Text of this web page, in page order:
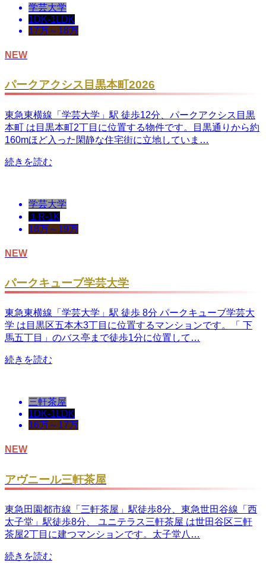
学芸大学
1DK-1LDK
17万～18万
NEW
パークアクシス目黒本町2026
東急東横線「学芸大学」駅 徒歩12分、パークアクシス目黒
本町 は目黒本町2丁目に位置する物件です。目黒通りから約
160mほど入った閑静な住宅街に立地していま…
続きを読む
学芸大学
１R-1K
18万～19万
NEW
パークキューブ学芸大学
東急東横線「学芸大学」駅 徒歩 8分 パークキューブ学芸大
学 は目黒区五本木3丁目に位置するマンションです。「 下
馬五丁目」のバス亭まで徒歩1分に位置して…
続きを読む
三軒茶屋
1DK-1LDK
16万～17万
NEW
アヴニール三軒茶屋
東急田園都市線「三軒茶屋」駅徒歩8分、東急世田谷線「西
太子堂」駅徒歩8分、 ユニテラス三軒茶屋 は世田谷区三軒
茶屋2丁目に建つマンションです。太子堂八…
続きを読む